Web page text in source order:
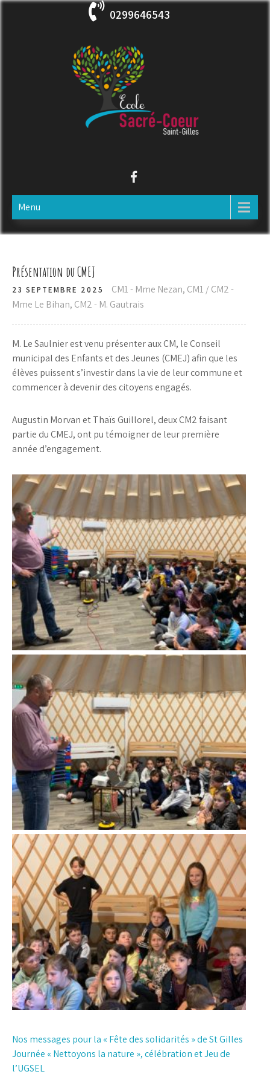
Skip
0299646543
ECOLE SACRE COEUR
Menu
Présentation du CMEJ
23 SEPTEMBRE 2025 CM1 - Mme Nezan, CM1 / CM2 -
Mme Le Bihan, CM2 - M. Gautrais
M. Le Saulnier est venu présenter aux CM, le Conseil
municipal des Enfants et des Jeunes (CMEJ) afin que les
élèves puissent s’investir dans la vie de leur commune et
commencer à devenir des citoyens engagés.
Augustin Morvan et Thaïs Guillorel, deux CM2 faisant
partie du CMEJ, ont pu témoigner de leur première
année d’engagement.
Navigation
de
Nos messages pour la « Fête des solidarités » de St Gilles
Journée « Nettoyons la nature », célébration et Jeu de
l’UGSEL